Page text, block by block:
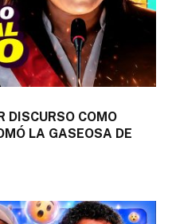
DISCURSO COMO
LA GASEOSA DE